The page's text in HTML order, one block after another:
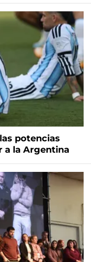
potencias
a la Argentina